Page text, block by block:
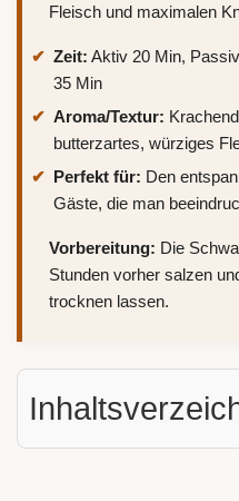
Fleisch und maximalen
Zeit: Aktiv 20 Min,
35 Min
Aroma/Textur:
butterzartes, würziges
Perfekt für: Den
Gäste, die man
Vorbereitung: Die
Stunden vorher salzen
trocknen lassen.